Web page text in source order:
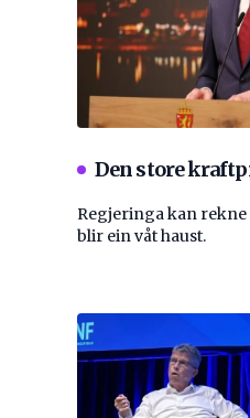
Den store
Regjeringa kan
blir ein våt haust.